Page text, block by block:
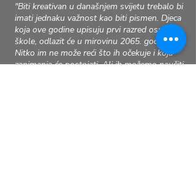
"Biti kreativan u današnjem svijetu trebalo bi
imati jednaku važnost kao biti pismen. Djeca
koja ove godine upisuju prvi razred osnovne
škole, odlazit će u mirovinu 2065. godine.
Nitko im ne može reći što ih očekuje i koja
zanimanja će postojati. Ali ih možemo naučiti